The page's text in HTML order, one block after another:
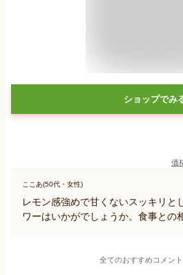
ショップでみ
価
ここあ(50代・女性)
レモン感強めで甘くないスッキリと
ワーはいかがでしょうか。食事との
全てのおすすめコメント